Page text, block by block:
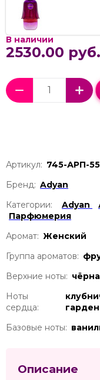
В наличии
2530.00 руб.
Артикул: 745-АРП-55
Бренд: Adyan
Категории:
Adyan
Парфюмерия
Аромат: Женский
Группа ароматов:
Верхние ноты:
Ноты
сердца:
Базовые ноты:
Описание